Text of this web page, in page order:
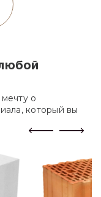
о
который вы